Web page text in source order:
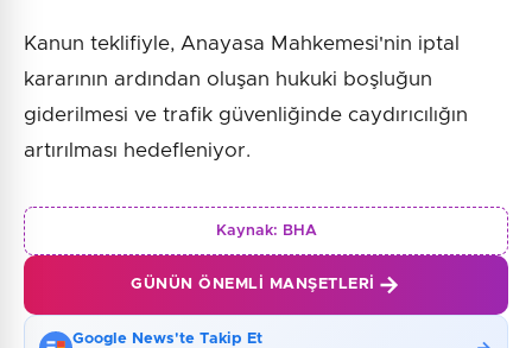
Kanun teklifiyle, Anayasa Mahkemesi'nin iptal
kararının ardından oluşan hukuki boşluğun
giderilmesi ve trafik güvenliğinde caydırıcılığın
artırılması hedefleniyor.
Kaynak: BHA
GÜNÜN ÖNEMLI MANŞETLERI
Google News'te Takip Et